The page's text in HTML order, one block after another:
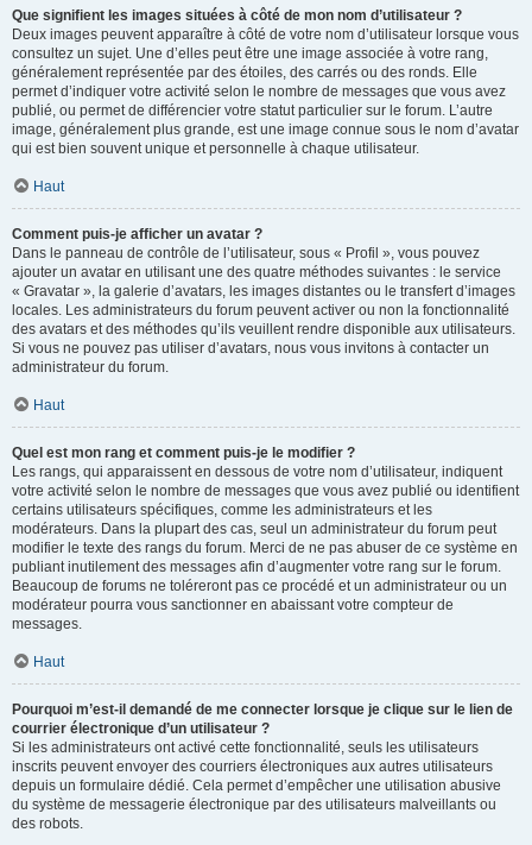
Que signifient les images situées à côté de mon nom d’utilisateur ?
Deux images peuvent apparaître à côté de votre nom d’utilisateur lorsque vous
consultez un sujet. Une d’elles peut être une image associée à votre rang,
généralement représentée par des étoiles, des carrés ou des ronds. Elle
permet d’indiquer votre activité selon le nombre de messages que vous avez
publié, ou permet de différencier votre statut particulier sur le forum. L’autre
image, généralement plus grande, est une image connue sous le nom d’avatar
qui est bien souvent unique et personnelle à chaque utilisateur.
Haut
Comment puis-je afficher un avatar ?
Dans le panneau de contrôle de l’utilisateur, sous « Profil », vous pouvez
ajouter un avatar en utilisant une des quatre méthodes suivantes : le service
« Gravatar », la galerie d’avatars, les images distantes ou le transfert d’images
locales. Les administrateurs du forum peuvent activer ou non la fonctionnalité
des avatars et des méthodes qu’ils veuillent rendre disponible aux utilisateurs.
Si vous ne pouvez pas utiliser d’avatars, nous vous invitons à contacter un
administrateur du forum.
Haut
Quel est mon rang et comment puis-je le modifier ?
Les rangs, qui apparaissent en dessous de votre nom d’utilisateur, indiquent
votre activité selon le nombre de messages que vous avez publié ou identifient
certains utilisateurs spécifiques, comme les administrateurs et les
modérateurs. Dans la plupart des cas, seul un administrateur du forum peut
modifier le texte des rangs du forum. Merci de ne pas abuser de ce système en
publiant inutilement des messages afin d’augmenter votre rang sur le forum.
Beaucoup de forums ne toléreront pas ce procédé et un administrateur ou un
modérateur pourra vous sanctionner en abaissant votre compteur de
messages.
Haut
Pourquoi m’est-il demandé de me connecter lorsque je clique sur le lien de
courrier électronique d’un utilisateur ?
Si les administrateurs ont activé cette fonctionnalité, seuls les utilisateurs
inscrits peuvent envoyer des courriers électroniques aux autres utilisateurs
depuis un formulaire dédié. Cela permet d’empêcher une utilisation abusive
du système de messagerie électronique par des utilisateurs malveillants ou
des robots.